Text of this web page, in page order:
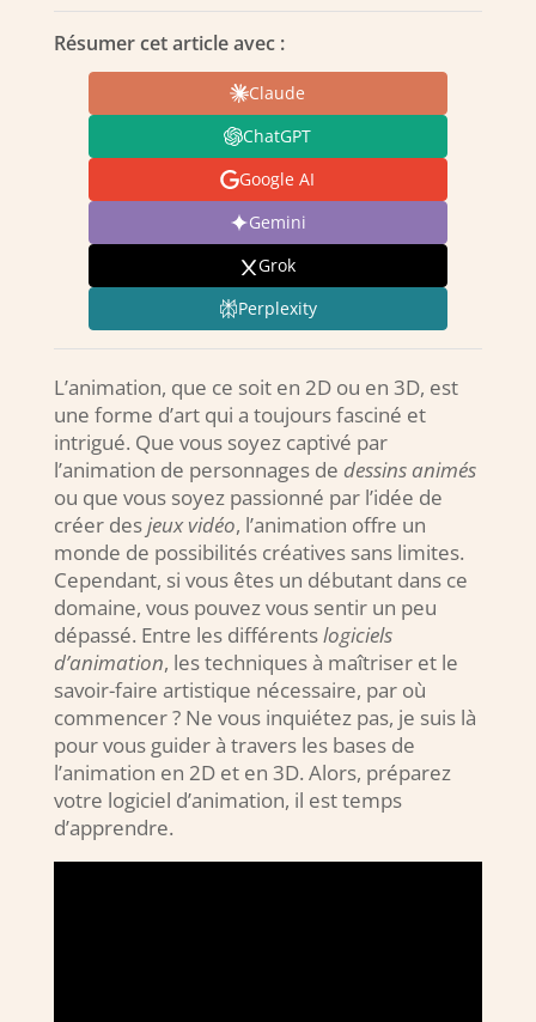
Résumer cet article avec :
Claude
ChatGPT
Google AI
Gemini
Grok
Perplexity
L’animation, que ce soit en 2D ou en 3D, est
une forme d’art qui a toujours fasciné et
intrigué. Que vous soyez captivé par
l’animation de personnages de dessins animés
ou que vous soyez passionné par l’idée de
créer desjeux vidéo, l’animation offre un
monde de possibilités créatives sans limites.
Cependant, si vous êtes un débutant dans ce
domaine, vous pouvez vous sentir un peu
dépassé. Entre les différentslogiciels
d’animation, les techniques à maîtriser et le
savoir-faire artistique nécessaire, par où
commencer ? Ne vous inquiétez pas, je suis là
pour vous guider à travers les bases de
l’animation en 2D et en 3D. Alors, préparez
votre logiciel d’animation, il est temps
d’apprendre.